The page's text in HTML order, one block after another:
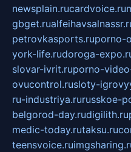
newsplain.rucardvoice.ru
gbget.ru
petrovkasports.ruporno-
york-life.rudoroga-
slovar-ivrit.ruporno-
ovucontrol.rusloty-
ru-industriya.rurusskoe-
belgorod-day.rudigilith.ru
medic-today.rutaksu.ru
teensvoice.ru